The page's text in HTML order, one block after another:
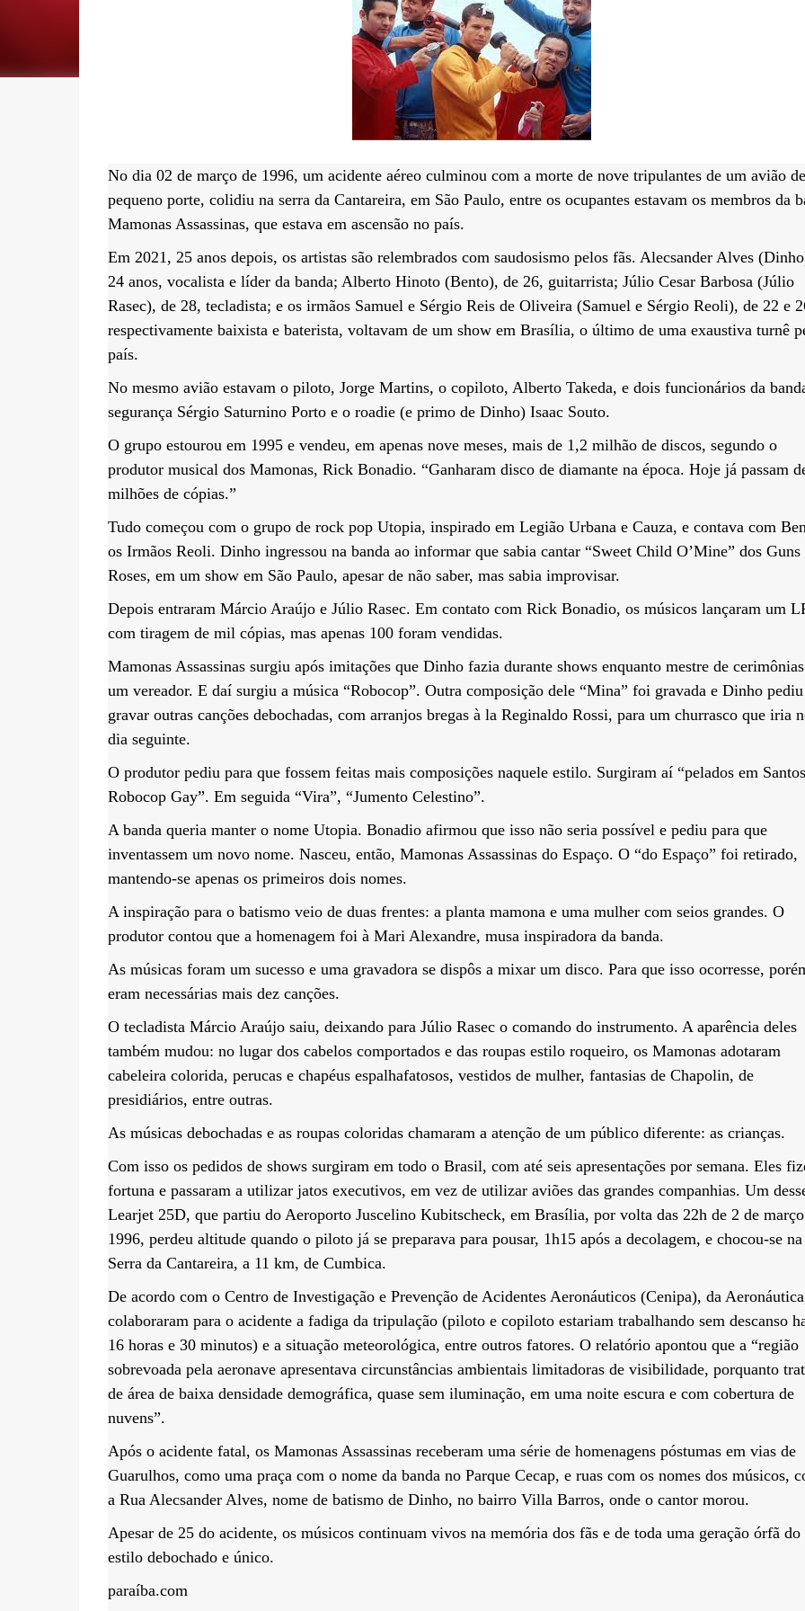
No dia 02 de março de 1996, um acidente aéreo culminou com a morte de nove tripulantes de um avião de
pequeno porte, colidiu na serra da Cantareira, em São Paulo, entre os ocupantes estavam os membros da
Mamonas Assassinas, que estava em ascensão no país.
Em 2021, 25 anos depois, os artistas são relembrados com saudosismo pelos fãs. Alecsander Alves
24 anos, vocalista e líder da banda; Alberto Hinoto (Bento), de 26, guitarrista; Júlio Cesar Barbosa (Júlio
Rasec), de 28, tecladista; e os irmãos Samuel e Sérgio Reis de Oliveira (Samuel e Sérgio Reoli), de 22 e
respectivamente baixista e baterista, voltavam de um show em Brasília, o último de uma exaustiva turnê
país.
No mesmo avião estavam o piloto, Jorge Martins, o copiloto, Alberto Takeda, e dois funcionários da
segurança Sérgio Saturnino Porto e o roadie (e primo de Dinho) Isaac Souto.
O grupo estourou em 1995 e vendeu, em apenas nove meses, mais de 1,2 milhão de discos, segundo o
produtor musical dos Mamonas, Rick Bonadio. “Ganharam disco de diamante na época. Hoje já passam
milhões de cópias.”
Tudo começou com o grupo de rock pop Utopia, inspirado em Legião Urbana e Cauza, e contava com
os Irmãos Reoli. Dinho ingressou na banda ao informar que sabia cantar “Sweet Child O’Mine” dos Guns
Roses, em um show em São Paulo, apesar de não saber, mas sabia improvisar.
Depois entraram Márcio Araújo e Júlio Rasec. Em contato com Rick Bonadio, os músicos lançaram um
com tiragem de mil cópias, mas apenas 100 foram vendidas.
Mamonas Assassinas surgiu após imitações que Dinho fazia durante shows enquanto mestre de
um vereador. E daí surgiu a música “Robocop”. Outra composição dele “Mina” foi gravada e Dinho
gravar outras canções debochadas, com arranjos bregas à la Reginaldo Rossi, para um churrasco que iria
dia seguinte.
O produtor pediu para que fossem feitas mais composições naquele estilo. Surgiram aí “pelados em
Robocop Gay”. Em seguida “Vira”, “Jumento Celestino”.
A banda queria manter o nome Utopia. Bonadio afirmou que isso não seria possível e pediu para que
inventassem um novo nome. Nasceu, então, Mamonas Assassinas do Espaço. O “do Espaço” foi retirado,
mantendo-se apenas os primeiros dois nomes.
A inspiração para o batismo veio de duas frentes: a planta mamona e uma mulher com seios grandes. O
produtor contou que a homenagem foi à Mari Alexandre, musa inspiradora da banda.
As músicas foram um sucesso e uma gravadora se dispôs a mixar um disco. Para que isso ocorresse,
eram necessárias mais dez canções.
O tecladista Márcio Araújo saiu, deixando para Júlio Rasec o comando do instrumento. A aparência deles
também mudou: no lugar dos cabelos comportados e das roupas estilo roqueiro, os Mamonas adotaram
cabeleira colorida, perucas e chapéus espalhafatosos, vestidos de mulher, fantasias de Chapolin, de
presidiários, entre outras.
As músicas debochadas e as roupas coloridas chamaram a atenção de um público diferente: as crianças.
Com isso os pedidos de shows surgiram em todo o Brasil, com até seis apresentações por semana. Eles
fortuna e passaram a utilizar jatos executivos, em vez de utilizar aviões das grandes companhias. Um
Learjet 25D, que partiu do Aeroporto Juscelino Kubitscheck, em Brasília, por volta das 22h de 2 de
1996, perdeu altitude quando o piloto já se preparava para pousar, 1h15 após a decolagem, e chocou-se na
Serra da Cantareira, a 11 km, de Cumbica.
De acordo com o Centro de Investigação e Prevenção de Acidentes Aeronáuticos (Cenipa), da
colaboraram para o acidente a fadiga da tripulação (piloto e copiloto estariam trabalhando sem descanso
16 horas e 30 minutos) e a situação meteorológica, entre outros fatores. O relatório apontou que a “região
sobrevoada pela aeronave apresentava circunstâncias ambientais limitadoras de visibilidade, porquanto
de área de baixa densidade demográfica, quase sem iluminação, em uma noite escura e com cobertura de
nuvens”.
Após o acidente fatal, os Mamonas Assassinas receberam uma série de homenagens póstumas em vias de
Guarulhos, como uma praça com o nome da banda no Parque Cecap, e ruas com os nomes dos músicos,
a Rua Alecsander Alves, nome de batismo de Dinho, no bairro Villa Barros, onde o cantor morou.
Apesar de 25 do acidente, os músicos continuam vivos na memória dos fãs e de toda uma geração órfã do
estilo debochado e único.
paraíba.com